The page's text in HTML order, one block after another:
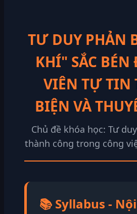
TƯ DUY PHẢN
KHÍ" SẮC BÉN
VIÊN TỰ TIN
BIỆN VÀ
Chủ đề khóa học: Tư
thành công trong công
📚 Syllabus -